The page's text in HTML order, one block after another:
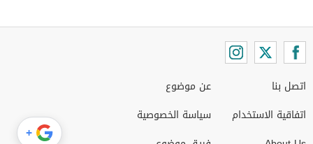
اتصل بنا
اتفاقية الاستخدام
عن موضوع
سياسة الخصوصية
+